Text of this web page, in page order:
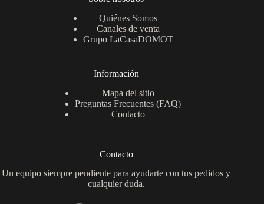
Quiénes Somos
Canales de venta
Grupo LaCasaDOMOT
Información
Mapa del sitio
Preguntas Frecuentes (FAQ)
Contacto
Contacto
Un equipo siempre pendiente para ayudarte con tus pedidos y
cualquier duda.